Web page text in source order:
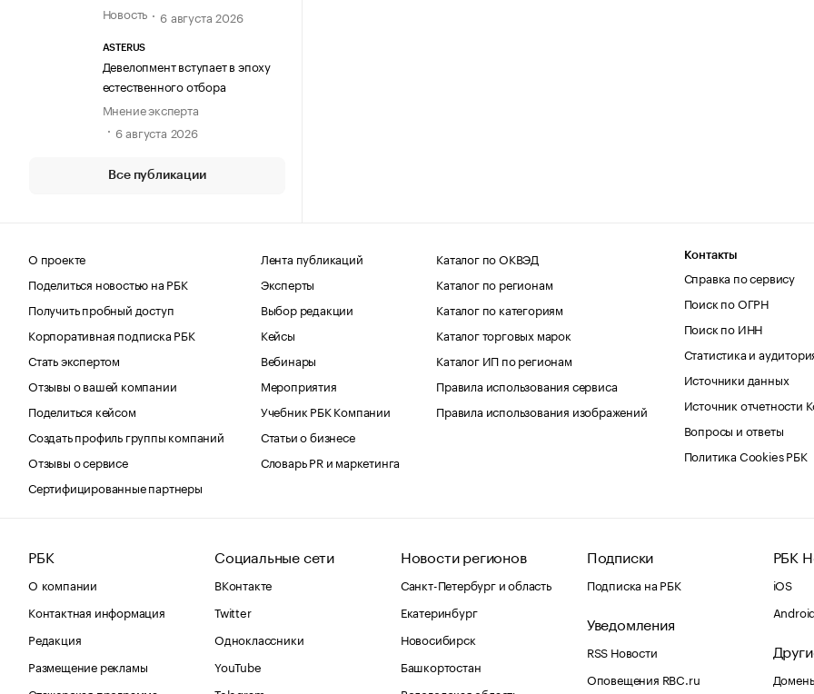
Новость
6 августа 2026
ASTERUS
Девелопмент вступает в эпоху
естественного отбора
Мнение эксперта
6 августа 2026
Все публикации
О проекте
Поделиться новостью на РБК
Получить пробный доступ
Корпоративная подписка РБК
Стать экспертом
Отзывы о вашей компании
Поделиться кейсом
Создать профиль группы компаний
Отзывы о сервисе
Сертифицированные партнеры
Лента публикаций
Эксперты
Выбор редакции
Кейсы
Вебинары
Мероприятия
Учебник РБК Компании
Статьи о бизнесе
Словарь PR и маркетинга
Каталог по ОКВЭД
Каталог по регионам
Каталог по категориям
Каталог торговых марок
Каталог ИП по регионам
Правила использования сервиса
Правила использования изображений
Контакты
Справка по сервису
Поиск по ОГРН
Поиск по ИНН
Статистика и
Источники данных
Источник отчетности
Вопросы и ответы
Политика Cookies РБК
РБК
О компании
Контактная информация
Редакция
Размещение рекламы
Социальные сети
ВКонтакте
Twitter
Одноклассники
YouTube
Новости регионов
Санкт-Петербург и область
Екатеринбург
Новосибирск
Башкортостан
Подписки
Подписка на РБК
Уведомления
RSS Новости
Оповещения RBC.ru
РБК
iOS